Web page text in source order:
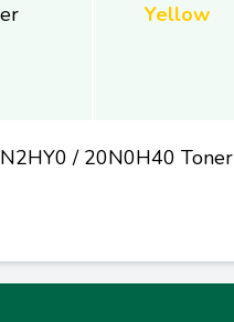
Yellow
/ 20N0H40 Toner